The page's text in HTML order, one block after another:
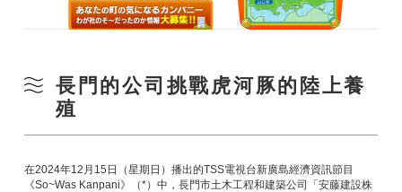
長門的公司挑戰虎河豚的陸上養
殖
在2024年12月15日（星期日）播出的TSS電視台新廣島經濟資訊節目
《So~Was Kanpani》（*）中，長門市土木工程和建築公司「安藤建設株